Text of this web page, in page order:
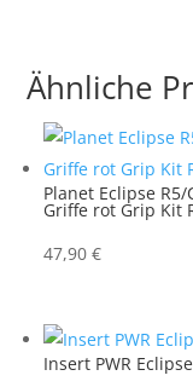
Ähnliche
Planet Eclipse R5/
Griffe rot Grip Kit
47,90€
Insert PWR